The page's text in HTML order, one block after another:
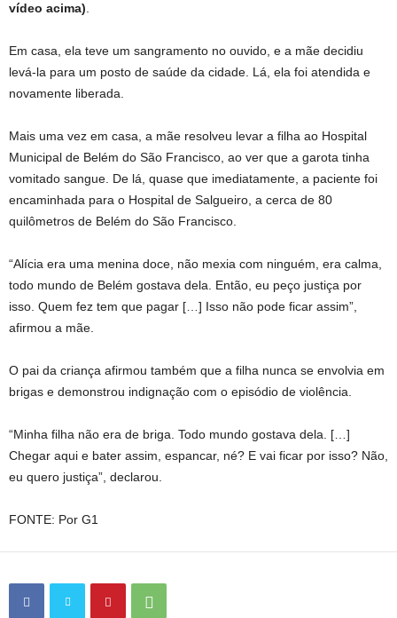
vídeo acima).
Em casa, ela teve um sangramento no ouvido, e a mãe decidiu
levá-la para um posto de saúde da cidade. Lá, ela foi atendida e
novamente liberada.
Mais uma vez em casa, a mãe resolveu levar a filha ao Hospital
Municipal de Belém do São Francisco, ao ver que a garota tinha
vomitado sangue. De lá, quase que imediatamente, a paciente foi
encaminhada para o Hospital de Salgueiro, a cerca de 80
quilômetros de Belém do São Francisco.
“Alícia era uma menina doce, não mexia com ninguém, era calma,
todo mundo de Belém gostava dela. Então, eu peço justiça por
isso. Quem fez tem que pagar […] Isso não pode ficar assim”,
afirmou a mãe.
O pai da criança afirmou também que a filha nunca se envolvia em
brigas e demonstrou indignação com o episódio de violência.
“Minha filha não era de briga. Todo mundo gostava dela. […]
Chegar aqui e bater assim, espancar, né? E vai ficar por isso? Não,
eu quero justiça”, declarou.
FONTE: Por G1